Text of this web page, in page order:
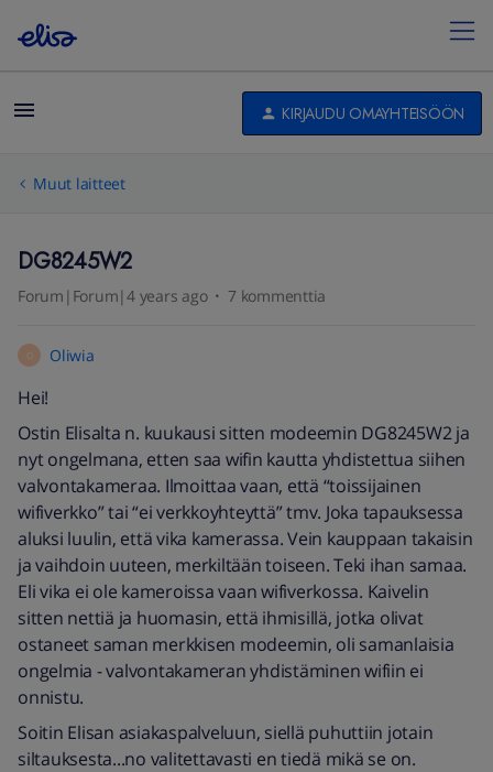
KIRJAUDU OMAYHTEISÖÖN
Muut laitteet
DG8245W2
Forum|Forum|4 years ago 7 kommenttia
O Oliwia
Hei!
Ostin Elisalta n. kuukausi sitten modeemin DG8245W2 ja
nyt ongelmana, etten saa wifin kautta yhdistettua siihen
valvontakameraa. Ilmoittaa vaan, että “toissijainen
wifiverkko” tai “ei verkkoyhteyttä” tmv. Joka tapauksessa
aluksi luulin, että vika kamerassa. Vein kauppaan takaisin
ja vaihdoin uuteen, merkiltään toiseen. Teki ihan samaa.
Eli vika ei ole kameroissa vaan wifiverkossa. Kaivelin
sitten nettiä ja huomasin, että ihmisillä, jotka olivat
ostaneet saman merkkisen modeemin, oli samanlaisia
ongelmia - valvontakameran yhdistäminen wifiin ei
onnistu.
Soitin Elisan asiakaspalveluun, siellä puhuttiin jotain
siltauksesta...no valitettavasti en tiedä mikä se on.